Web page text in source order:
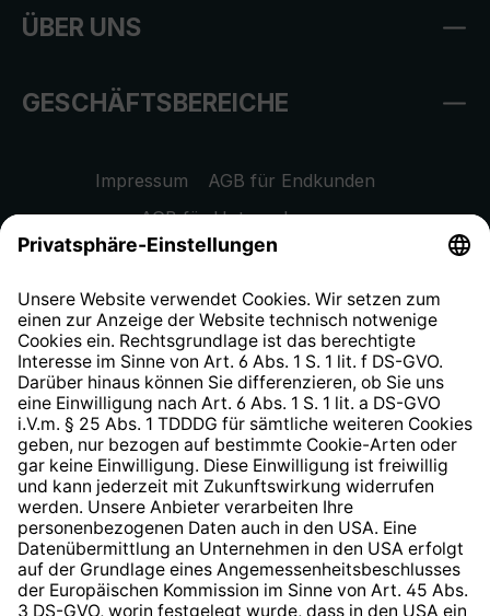
ÜBER UNS
GESCHÄFTSBEREICHE
Impressum
AGB für Endkunden
AGB für Unternehmen
Datenschutzhinweis
Widerrufsrecht
Hinweisgeberschutzsystem
Barrierefreiheit